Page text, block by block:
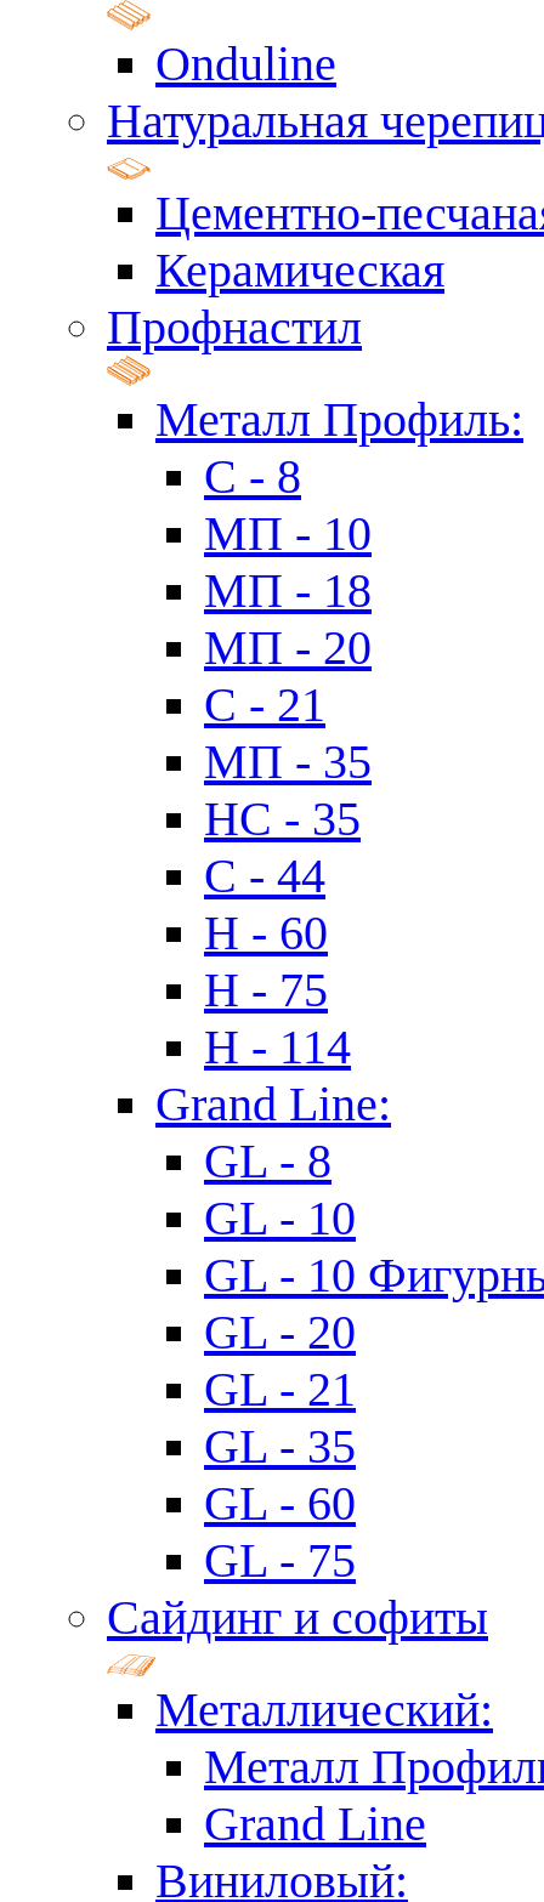
Onduline
Натуральная
Цементно-
Керамическая
Профнастил
Металл Профиль:
C - 8
МП - 10
МП - 18
МП - 20
C - 21
МП - 35
HC - 35
C - 44
H - 60
H - 75
H - 114
Grand Line:
GL - 8
GL - 10
GL - 10
GL - 20
GL - 21
GL - 35
GL - 60
GL - 75
Сайдинг и софиты
Металлический:
Металл
Grand Line
Виниловый: